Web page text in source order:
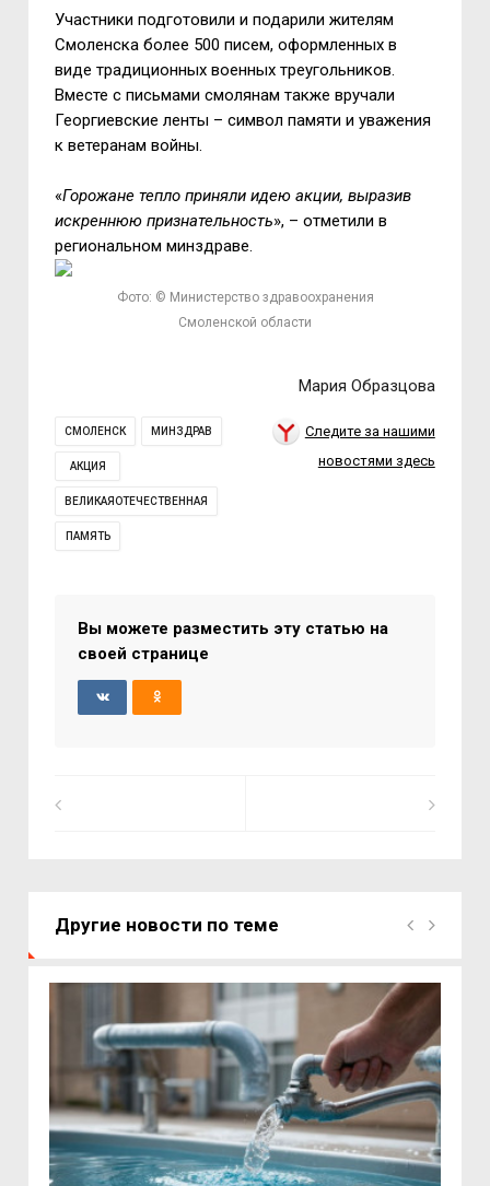
Участники подготовили и подарили жителям
Смоленска более 500 писем, оформленных в
виде традиционных военных треугольников.
Вместе с письмами смолянам также вручали
Георгиевские ленты – символ памяти и уважения
к ветеранам войны.
«Горожане тепло приняли идею акции, выразив
искреннюю признательность», – отметили в
региональном минздраве.
Фото: © Министерство здравоохранения
Смоленской области
Мария Образцова
СМОЛЕНСК МИНЗДРАВ
АКЦИЯ
ВЕЛИКАЯОТЕЧЕСТВЕННАЯ
ПАМЯТЬ
Следите за нашими
новостями здесь
Вы можете разместить эту статью на
своей странице
Другие новости по теме